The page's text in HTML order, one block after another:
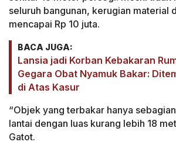
seluruh bangunan, kerugian material
mencapai Rp 10 juta.
BACA JUGA:
Lansia jadi Korban Kebakaran
Gegara Obat Nyamuk Bakar:
di Atas Kasur
“Objek yang terbakar hanya
lantai dengan luas kurang lebih 18
Gatot.